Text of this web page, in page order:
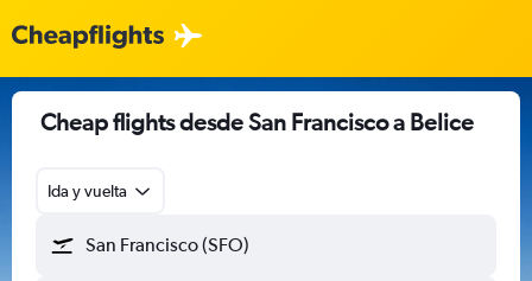
Cheap flights desde San Francisco a Belice
Ida y vuelta
San Francisco (SFO)